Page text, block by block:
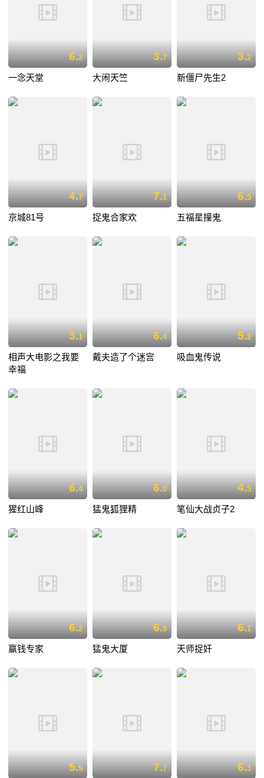
6.2
一念天堂
3.7
大闹天竺
3.2
新僵尸先生2
4.7
京城81号
7.1
捉鬼合家欢
6.5
五福星撞鬼
3.1
相声大电影之我要
幸福
6.4
戴夫造了个迷宫
5.2
吸血鬼传说
6.4
猩红山峰
6.0
猛鬼狐狸精
4.5
笔仙大战贞子2
6.2
赢钱专家
6.9
猛鬼大厦
6.1
天师捉奸
5.9 7.7 6.3